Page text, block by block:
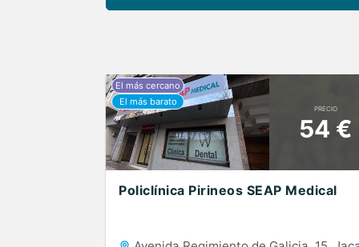
PRECIO
54 €
Policlínica Pirineos SEAP Medical